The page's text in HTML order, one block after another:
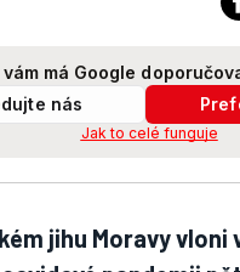
má Google
nás
Jak to celé funguje
jihu Moravy vloni